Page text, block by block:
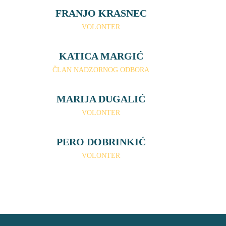
FRANJO KRASNEC
VOLONTER
KATICA MARGIĆ
ČLAN NADZORNOG ODBORA
MARIJA DUGALIĆ
VOLONTER
PERO DOBRINKIĆ
VOLONTER